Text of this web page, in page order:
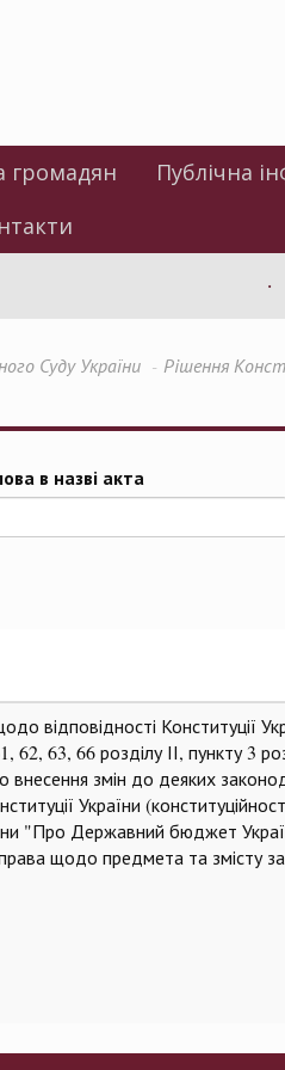
громадян Публічна
Суду України Рішення
в назві акта
відповідності Конституції
63, 66 розділу ІІ, пункту 3
змін до деяких
України
"Про Державний бюджет
щодо предмета та змісту